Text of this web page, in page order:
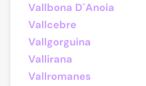
Vallbona D´Anoia
Vallcebre
Vallgorguina
Vallirana
Vallromanes